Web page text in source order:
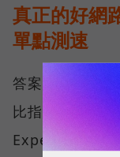
真正的好網
單點測速
答案，就藏在
比指標──可靠
Experience）